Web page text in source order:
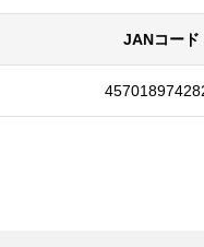
JANコード